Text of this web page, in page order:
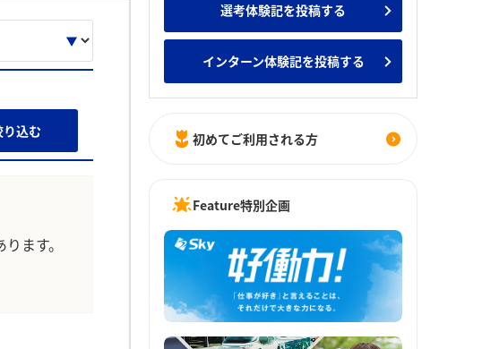
みんなの新卒就職人気企業ランキング みんなのインターン人気企業ランキ
り込む
ます。
選考体験記を投稿する
インターン体験記を投稿する
初めてご利用される方
Feature特別企画